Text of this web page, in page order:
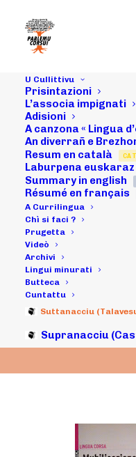
U Cullittivu
Prisintazioni
L’associa impignati
Adisioni
A canzona « Lingua
An diverrañ e
Resum en català CAT
Laburpena euskaraz
Summary in english
Résumé en français
A Currilingua
Chì si faci ?
Prugetta
Videò
Archivi
Lingui minurati
Butteca
Cuntattu
Suttanacciu
Supranacciu
U 6
:
10/04/2012